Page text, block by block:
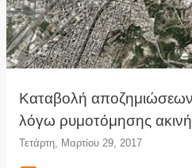
Καταβολή
λόγω ρυμοτόμησης
Τετάρτη, Μαρτίου 29, 2017